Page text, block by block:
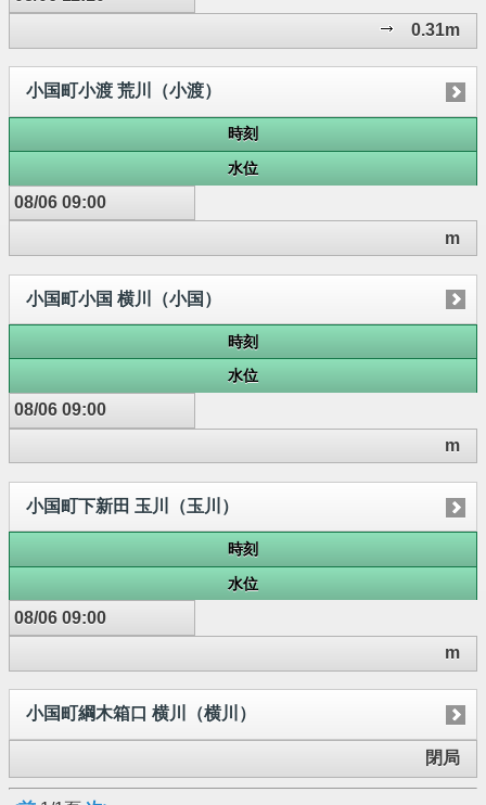
0.31m
小国町小渡 荒川（小渡）
時刻
水位
08/06 09:00
m
小国町小国 横川（小国）
時刻
水位
08/06 09:00
m
小国町下新田 玉川（玉川）
時刻
水位
08/06 09:00
m
小国町綱木箱口 横川（横川）
閉局